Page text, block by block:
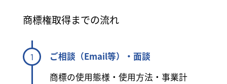
商標権取得までの流れ
1
ご相談（Email等）・面談
商標の使用態様・使用方法・事業計